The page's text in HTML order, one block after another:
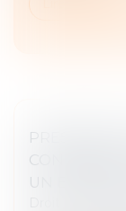
CONCUBINS
UN